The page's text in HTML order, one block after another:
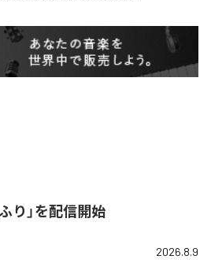
り」を配信開始
2026.8.9